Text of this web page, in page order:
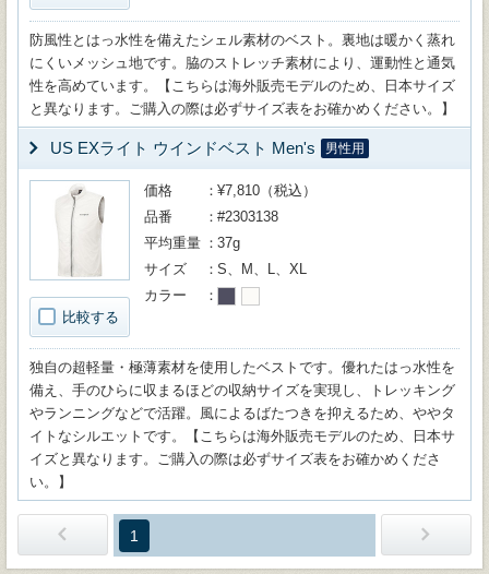
防風性とはっ水性を備えたシェル素材のベスト。裏地は暖かく蒸れ
にくいメッシュ地です。脇のストレッチ素材により、運動性と通気
性を高めています。【こちらは海外販売モデルのため、日本サイズ
と異なります。ご購入の際は必ずサイズ表をお確かめください。】
US EXライト ウインドベスト Men's 男性用
比較する
価格
¥7,810（税込）
品番
#2303138
平均重量
37g
サイズ
S、M、L、XL
カラー
独自の超軽量・極薄素材を使用したベストです。優れたはっ水性を
備え、手のひらに収まるほどの収納サイズを実現し、トレッキング
やランニングなどで活躍。風によるばたつきを抑えるため、ややタ
イトなシルエットです。【こちらは海外販売モデルのため、日本サ
イズと異なります。ご購入の際は必ずサイズ表をお確かめくださ
い。】
1